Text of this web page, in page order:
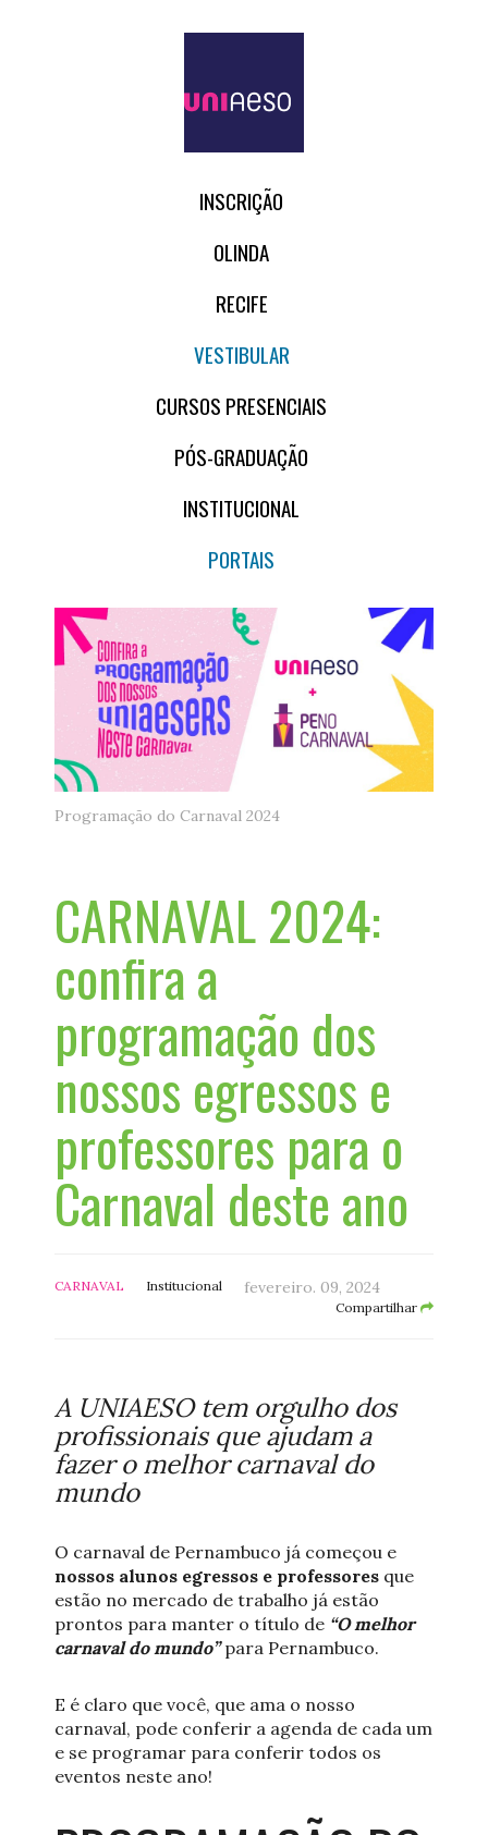
INSCRIÇÃO
OLINDA
RECIFE
VESTIBULAR
CURSOS PRESENCIAIS
PÓS-GRADUAÇÃO
INSTITUCIONAL
PORTAIS
Programação do Carnaval 2024
CARNAVAL 2024:
confira a
programação dos
nossos egressos e
professores para o
Carnaval deste ano
CARNAVAL Institucional fevereiro. 09, 2024
Compartilhar
A UNIAESO tem orgulho dos
profissionais que ajudam a
fazer o melhor carnaval do
mundo
O carnaval de Pernambuco já começou e
nossos alunos egressos e professores que
estão no mercado de trabalho já estão
prontos para manter o título de “O melhor
carnaval do mundo”para Pernambuco.
E é claro que você, que ama o nosso
carnaval, pode conferir a agenda de cada um
e se programar para conferir todos os
eventos neste ano!